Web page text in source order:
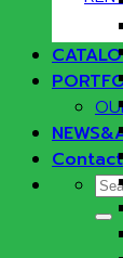
Contact
for: